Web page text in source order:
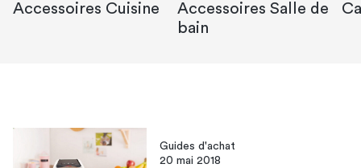
Accessoires Cuisine
Accessoires Salle de
bain
Guides d'achat
20 mai 2018